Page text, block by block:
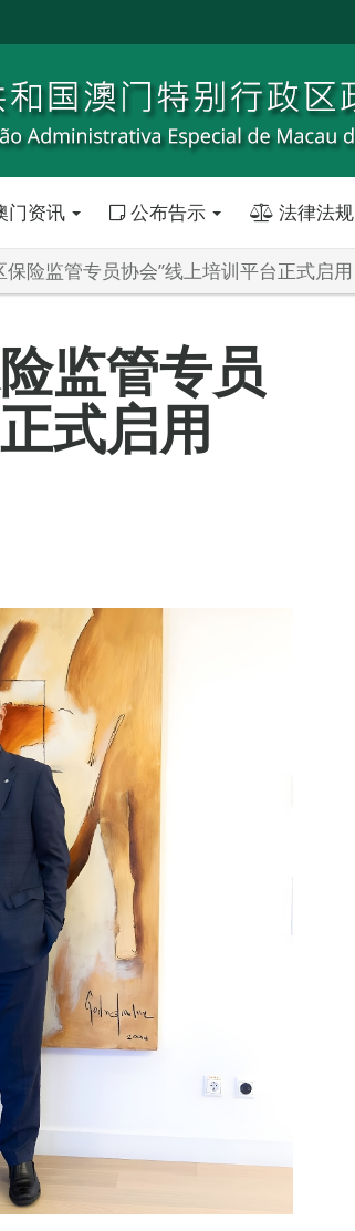
门资讯 公布告示 法律法规
保险监管专员协会”线上培训平台正式启用
监管专员
式启用